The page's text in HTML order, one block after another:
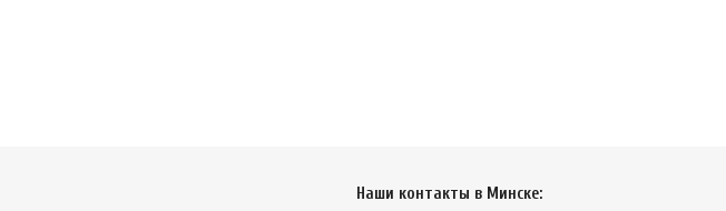
Наши контакты в Минске: